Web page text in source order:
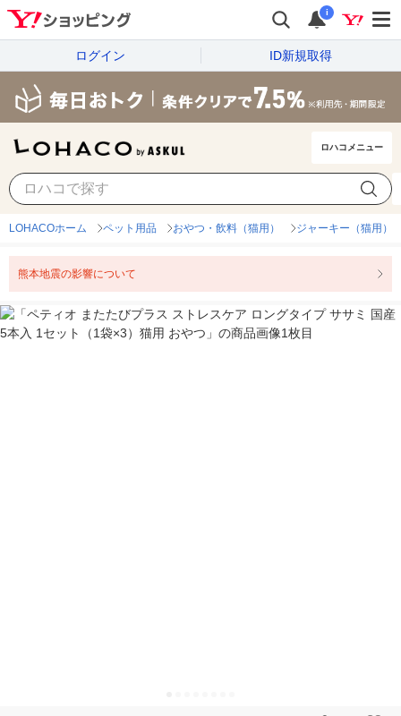
i
ログイン ID新規取得
ロハコメニュー
LOHACOホーム ペット用品 おやつ・飲料（猫用） ジャーキー（猫用）
熊本地震の影響について